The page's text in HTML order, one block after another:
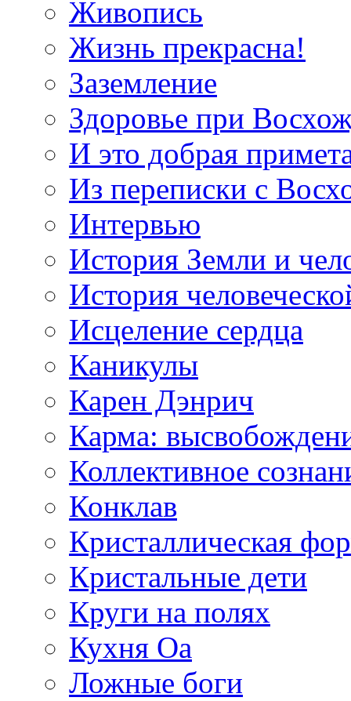
Живопись
Жизнь прекрасна!
Заземление
Здоровье при
И это добрая
Из переписки с
Интервью
История Земли и
История
Исцеление сердца
Каникулы
Карен Дэнрич
Карма:
Коллективное
Конклав
Кристаллическая
Кристальные дети
Круги на полях
Кухня Оа
Ложные боги